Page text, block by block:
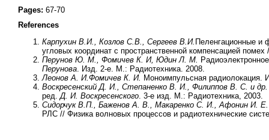
Pages: 67-70
References
Карпухин В.И., Козлов С.В., Сергеев В.И. Пеленгационные и
угловых координат с пространственной компенсацией
Перунов Ю. М., Фомичев К. И, Юдин Л. М.
Перунова. Изд. 2-е. М.: Радиотехника. 2008.
Леонов А. И.Фомичев К. И. Моноимпульсная радиолокация.
Воскресенский Д. И., Степаненко В. И., Филиппов В. С. и др.
ред.Д. И. Воскресенского. 3-е изд. М.: Радиотехника, 2003.
Сидорчук В.П., Баженов А. В., Макаренко С. И., Афонин И. Е.
РЛС // Физика волновых процессов и радиотехнические